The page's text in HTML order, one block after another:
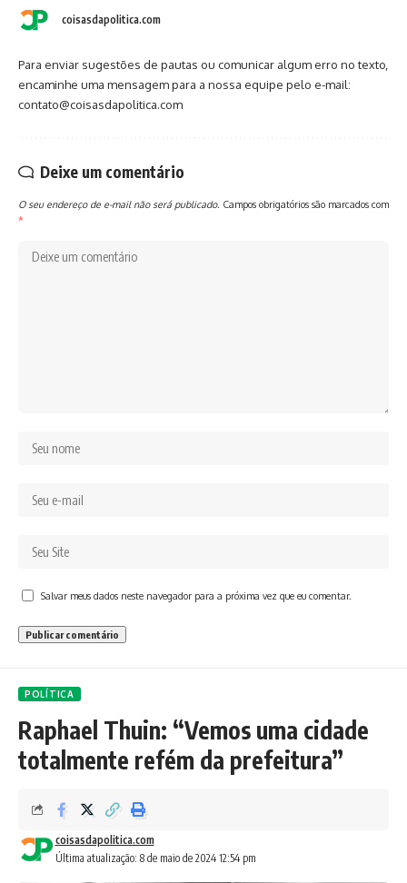
coisasdapolitica.com
Para enviar sugestões de pautas ou comunicar algum erro no texto,
encaminhe uma mensagem para a nossa equipe pelo e-mail:
contato@coisasdapolitica.com
Deixe um comentário
O seu endereço de e-mail não será publicado. Campos obrigatórios são marcados com
*
Salvar meus dados neste navegador para a próxima vez que eu comentar.
POLÍTICA
Raphael Thuin: “Vemos uma cidade
totalmente refém da prefeitura”
Última atualização: 8 de maio de 2024 12:54 pm
coisasdapolitica.com